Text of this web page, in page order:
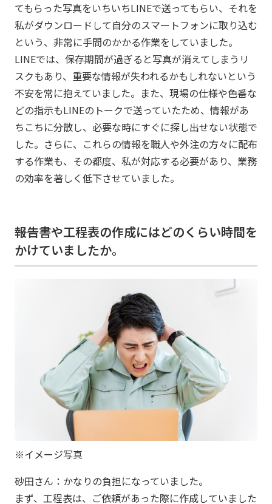
てもらった写真をいちいちLINEで送ってもらい、それを
私がダウンロードして自分のスマートフォンに取り込む
という、非常に手間のかかる作業をしていました。
LINEでは、保存期間が過ぎると写真が消えてしまうリ
スクもあり、重要な情報が失われるかもしれないという
不安を常に抱えていました。また、現場の仕様や色番な
どの指示もLINEのトークで送っていたため、情報があ
ちこちに分散し、必要な時にすぐに探し出せない状態で
した。さらに、これらの情報を職人や外注の方々に配布
する作業も、その都度、私が対応する必要があり、業務
の効率を著しく低下させていました。
――報告書や工程表の作成にはどのくらい時間を
かけていましたか。
※イメージ写真
砂田さん：かなりの負担になっていました。
まず、工程表は、ご依頼があった際に作成していました